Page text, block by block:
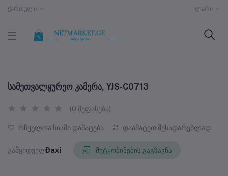
ქართული ლარი
სამეთვალყურეო კამერა, YJS-C0713
(0 შეფასება)
რჩეულთა სიაში დამატება დაამატეთ შესადარებლად
გამყიდველიDaxi შეტყობინების გაგზავნა